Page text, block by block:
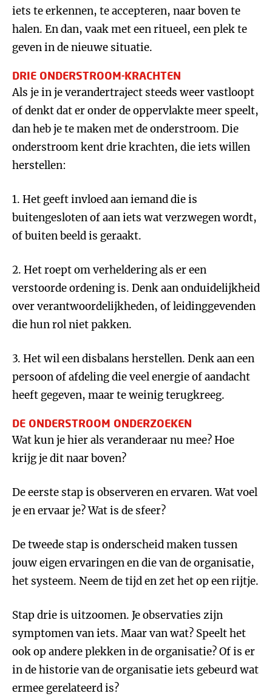
iets te erkennen, te accepteren, naar boven te
halen. En dan, vaak met een ritueel, een plek te
geven in de nieuwe situatie.
DRIE ONDERSTROOM-KRACHTEN
Als je in je verandertraject steeds weer vastloopt
of denkt dat er onder de oppervlakte meer speelt,
dan heb je te maken met de onderstroom. Die
onderstroom kent drie krachten, die iets willen
herstellen:
1. Het geeft invloed aan iemand die is
buitengesloten of aan iets wat verzwegen wordt,
of buiten beeld is geraakt.
2. Het roept om verheldering als er een
verstoorde ordening is. Denk aan onduidelijkheid
over verantwoordelijkheden, of leidinggevenden
die hun rol niet pakken.
3. Het wil een disbalans herstellen. Denk aan een
persoon of afdeling die veel energie of aandacht
heeft gegeven, maar te weinig terugkreeg.
DE ONDERSTROOM ONDERZOEKEN
Wat kun je hier als veranderaar nu mee? Hoe
krijg je dit naar boven?
De eerste stap is observeren en ervaren. Wat voel
je en ervaar je? Wat is de sfeer?
De tweede stap is onderscheid maken tussen
jouw eigen ervaringen en die van de organisatie,
het systeem. Neem de tijd en zet het op een rijtje.
Stap drie is uitzoomen. Je observaties zijn
symptomen van iets. Maar van wat? Speelt het
ook op andere plekken in de organisatie? Of is er
in de historie van de organisatie iets gebeurd wat
ermee gerelateerd is?